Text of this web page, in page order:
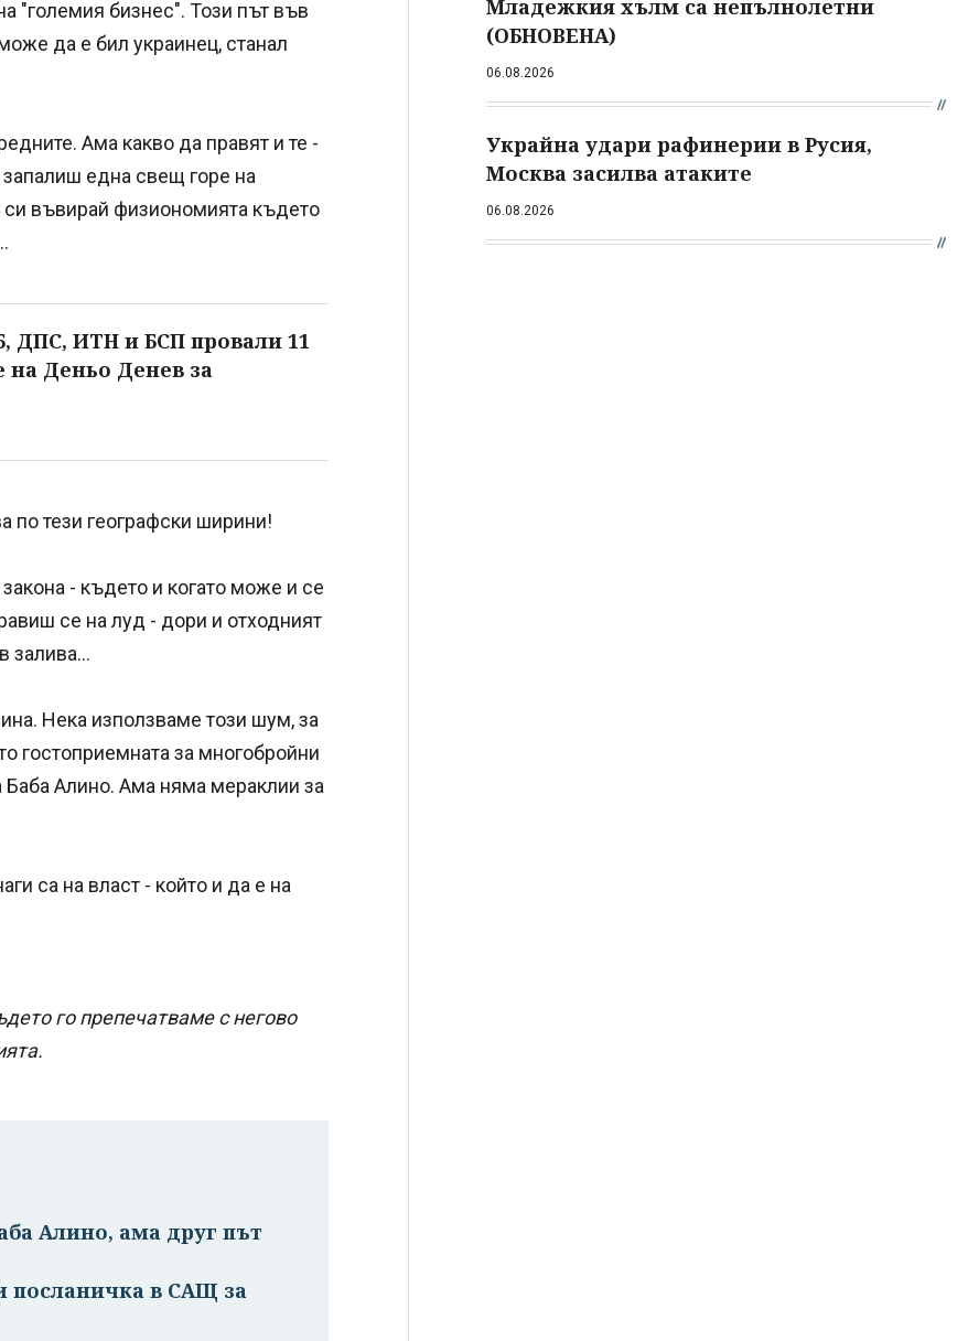
"големия бизнес". Този път във
да е бил украинец, станал
Ама какво да правят и те -
една свещ горе на
си въвирай физиономията където
ДПС, ИТН и БСП провали 11
на Деньо Денев за
по тези географски ширини!
- където и когато може и се
се на луд - дори и отходният
залива...
Нека използваме този шум, за
гостоприемната за многобройни
Алино. Ама няма мераклии за
са на власт - който и да е на
го препечатваме с негово
Алино, ама друг път
посланичка в САЩ за
Младежкия хълм са непълнолетни
(ОБНОВЕНА)
06.08.2026
Украйна удари рафинерии в Русия,
Москва засилва атаките
06.08.2026